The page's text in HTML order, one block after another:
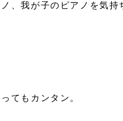
、我が子のピアノを気持
てもカンタン。